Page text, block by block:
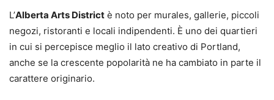
L’Alberta Arts District è noto per murales, gallerie, piccoli
negozi, ristoranti e locali indipendenti. È uno dei quartieri
in cui si percepisce meglio il lato creativo di Portland,
anche se la crescente popolarità ne ha cambiato in parte il
carattere originario.